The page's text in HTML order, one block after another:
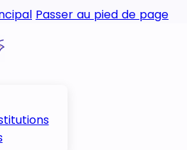
Passer au pied de page